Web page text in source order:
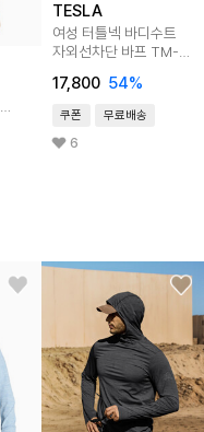
TESLA
여성 터틀넥 바디수트
자외선차단 바프 TM-
17,800 54%
쿠폰 무료배송
6